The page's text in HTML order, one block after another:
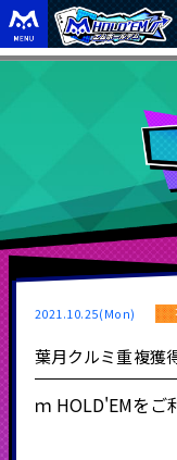
2021.10.25(Mon)
葉月クルミ重複獲
ｍ HOLD'EMをご